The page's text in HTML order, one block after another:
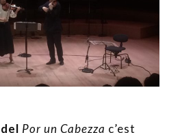
Por un Cabezza c’est